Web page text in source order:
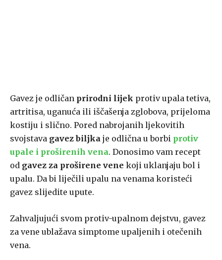
Gavez je odličan prirodni lijek protiv upala tetiva,
artritisa, uganuća ili iščašenja zglobova, prijeloma
kostiju i slično. Pored nabrojanih ljekovitih
svojstava gavez biljka je odlična u borbi protiv
upale i proširenih vena. Donosimo vam recept
od gavez za proširene vene koji uklanjaju bol i
upalu. Da bi liječili upalu na venama koristeći
gavez slijedite upute.
Zahvaljujući svom protiv-upalnom dejstvu, gavez
za vene ublažava simptome upaljenih i otečenih
vena.